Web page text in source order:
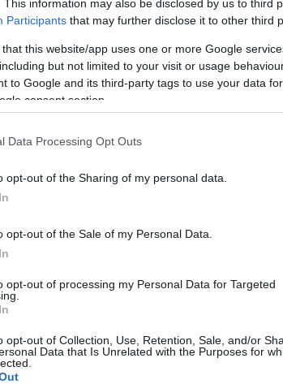
This information may also be disclosed by us to third
Participants that may further disclose it to other third
that this website/app uses one or more Google
but not limited to your visit or usage
to Google and its third-party tags to use your data
consent section.
Data Processing Opt Outs
opt-out of the Sharing of my personal data.
opt-out of the Sale of my Personal Data.
opt-out of processing my Personal Data for Targeted
opt-out of Collection, Use, Retention, Sale, and/or
Data that Is Unrelated with the Purposes for
też gamę wzorów felg
paletę dostępnych lakierów. Niestety
debiucieTiguana(w tym świetna
do gamy.
drobne poprawki
nową kierownicę, znaną już z
panel klimatyzacji - jest on taki
ponad tydzień temu Arteonie. Tiguan
z szeroką paletą